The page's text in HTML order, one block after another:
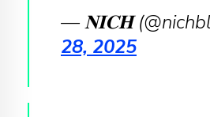
— 𝐍𝐈𝐂𝐇
28, 2025